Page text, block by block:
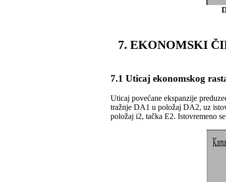
7. EKONOMSKI
7.1 Uticaj ekonomskog
Uticaj povećane ekspanzije
tražnje DA1 u položaj DA2, uz
položaj i2, tačka E2. Istovremeno